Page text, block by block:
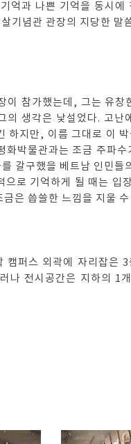
억과 나쁜 기억을 동시에
기념관 관장의 지당한 말
이 참가했는데, 그는 유
의 생각은 낯설었다. 고난
하지만, 이름 그대로 이
화박물관과는 조금 주파
갈구했을 베트남 인민들
으로 기억하게 될 때는 입
은 씁쓸한 느낌을 지울
캠퍼스 외곽에 자리잡은
나 전시공간은 지하의 1